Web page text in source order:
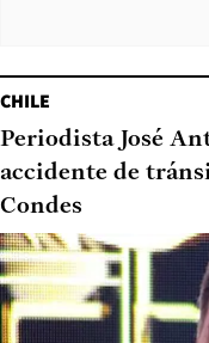
CHILE
Periodista José
accidente de
Condes